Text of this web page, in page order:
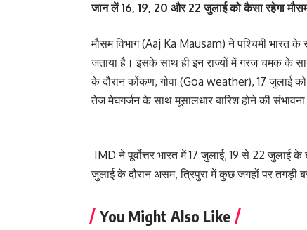
जान लें 16, 19, 20 और 22 जुलाई को कैसा रहेगा
मौसम विभाग (Aaj Ka Mausam) ने पश्चिमी भारत
जताया है। इसके साथ ही इन राज्यों में गरज चमक के
के दौरान कोंकण, गोवा (Goa weather), 17 जुलाई
तेज मेघगर्जन के साथ मूसालधार बारिश होने की संभावना
IMD ने पूर्वोत्तर भारत में 17 जुलाई, 19 से 22
जुलाई के दौरान असम, त्रिपुरा में कुछ जगहों पर तगड़ी
You Might Also Like